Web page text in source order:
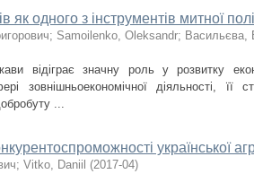
як одного з інструментів митної
; Samoilenko, Oleksandr; Васильєва,
відіграє значну роль у розвитку
зовнішньоекономічної діяльності,
...
української
; Vitko, Daniil (2017-04)